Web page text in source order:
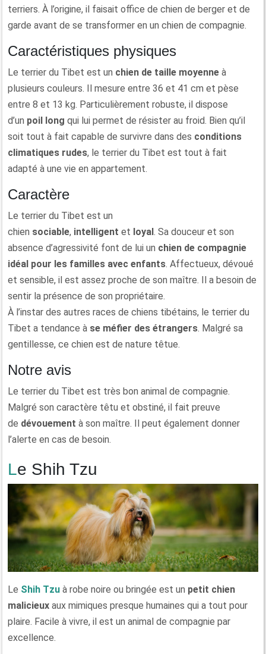
terriers. À l’origine, il faisait office de chien de berger et de
garde avant de se transformer en un chien de compagnie.
Caractéristiques physiques
Le terrier du Tibet est un chien de taille moyenne à
plusieurs couleurs. Il mesure entre 36 et 41 cm et pèse
entre 8 et 13 kg. Particulièrement robuste, il dispose
d’un poil long qui lui permet de résister au froid. Bien qu’il
soit tout à fait capable de survivre dans des conditions
climatiques rudes, le terrier du Tibet est tout à fait
adapté à une vie en appartement.
Caractère
Le terrier du Tibet est un
chien sociable, intelligent et loyal. Sa douceur et son
absence d’agressivité font de lui un chien de compagnie
idéal pour les familles avec enfants. Affectueux, dévoué
et sensible, il est assez proche de son maître. Il a besoin de
sentir la présence de son propriétaire.
À l’instar des autres races de chiens tibétains, le terrier du
Tibet a tendance à se méfier des étrangers. Malgré sa
gentillesse, ce chien est de nature têtue.
Notre avis
Le terrier du Tibet est très bon animal de compagnie.
Malgré son caractère têtu et obstiné, il fait preuve
de dévouement à son maître. Il peut également donner
l’alerte en cas de besoin.
Le Shih Tzu
Le Shih Tzu à robe noire ou bringée est un petit chien
malicieux aux mimiques presque humaines qui a tout pour
plaire. Facile à vivre, il est un animal de compagnie par
excellence.